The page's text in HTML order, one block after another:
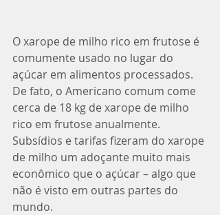
O xarope de milho rico em frutose é
comumente usado no lugar do
açúcar em alimentos processados.
De fato, o Americano comum come
cerca de 18 kg de xarope de milho
rico em frutose anualmente.
Subsídios e tarifas fizeram do xarope
de milho um adoçante muito mais
econômico que o açúcar – algo que
não é visto em outras partes do
mundo.